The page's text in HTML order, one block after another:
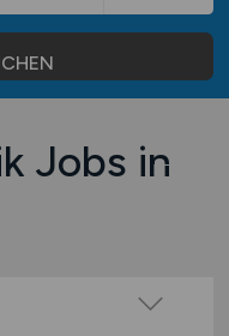
Jobs in